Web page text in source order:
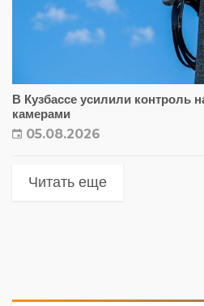
В Кузбассе усилили контроль
камерами
05.08.2026
Читать еще